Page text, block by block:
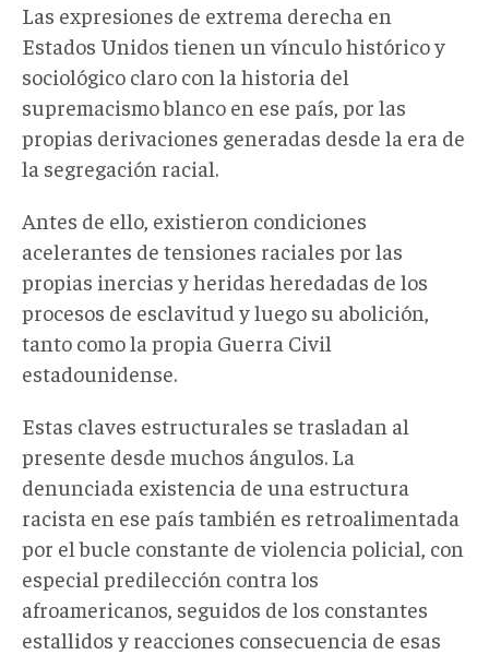
Las expresiones de extrema derecha en
Estados Unidos tienen un vínculo histórico y
sociológico claro con la historia del
supremacismo blanco en ese país, por las
propias derivaciones generadas desde la era de
la segregación racial.
Antes de ello, existieron condiciones
acelerantes de tensiones raciales por las
propias inercias y heridas heredadas de los
procesos de esclavitud y luego su abolición,
tanto como la propia Guerra Civil
estadounidense.
Estas claves estructurales se trasladan al
presente desde muchos ángulos. La
denunciada existencia de una estructura
racista en ese país también es retroalimentada
por el bucle constante de violencia policial, con
especial predilección contra los
afroamericanos, seguidos de los constantes
estallidos y reacciones consecuencia de esas